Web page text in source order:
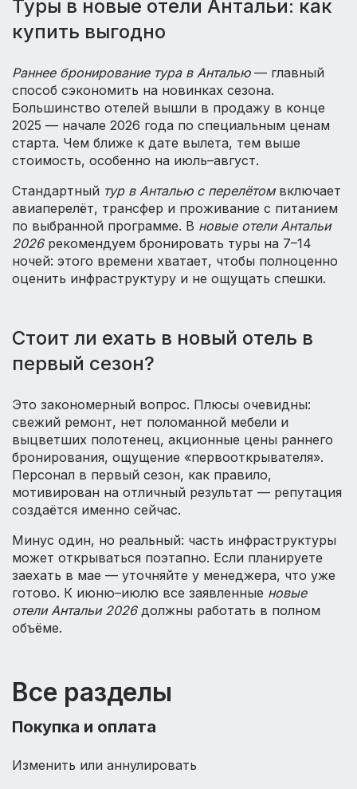
Туры в новые отели Антальи: как
купить выгодно
Раннее бронирование тура в Анталью— главный
способ сэкономить на новинках сезона.
Большинство отелей вышли в продажу в конце
2025 — начале 2026 года по специальным ценам
старта. Чем ближе к дате вылета, тем выше
стоимость, особенно на июль–август.
Стандартный тур в Анталью с перелётомвключает
авиаперелёт, трансфер и проживание с питанием
по выбранной программе. В новые отели Антальи
2026рекомендуем бронировать туры на 7–14
ночей: этого времени хватает, чтобы полноценно
оценить инфраструктуру и не ощущать спешки.
Стоит ли ехать в новый отель в
первый сезон?
Это закономерный вопрос. Плюсы очевидны:
свежий ремонт, нет поломанной мебели и
выцветших полотенец, акционные цены раннего
бронирования, ощущение «первооткрывателя».
Персонал в первый сезон, как правило,
мотивирован на отличный результат — репутация
создаётся именно сейчас.
Минус один, но реальный: часть инфраструктуры
может открываться поэтапно. Если планируете
заехать в мае — уточняйте у менеджера, что уже
готово. К июню–июлю все заявленные новые
отели Антальи 2026должны работать в полном
объёме.
Все разделы
Покупка и оплата
Изменить или аннулировать